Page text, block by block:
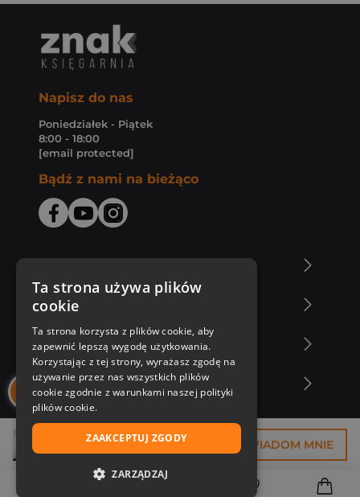
44,99 zł POWIADOM MNIE
Napisz do nas
Poniedziałek - Piątek
8:00 - 18:00
[email protected]
Bądź z nami na bieżąco
Zakupy u nas
Nasza oferta
Nasi autorzy
Ta strona używa plików
cookie
Ta strona korzysta z plików cookie, aby
zapewnić lepszą wygodę użytkowania.
Korzystając z tej strony, wyrażasz zgodę na
używanie przez nas wszystkich plików
cookie zgodnie z warunkami naszej polityki
plików cookie.
ZAAKCEPTUJ ZGODY
ZARZĄDZAJ